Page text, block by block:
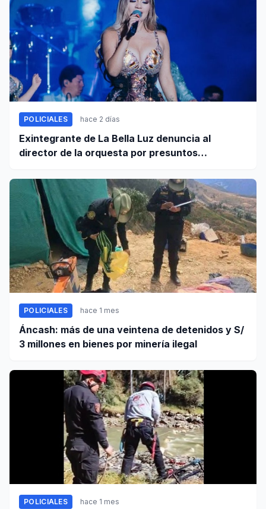
POLICIALES hace 2 días
Exintegrante de La Bella Luz denuncia al
director de la orquesta por presuntos
POLICIALES hace 1 mes
Áncash: más de una veintena de detenidos y S/
3 millones en bienes por minería ilegal
POLICIALES hace 1 mes